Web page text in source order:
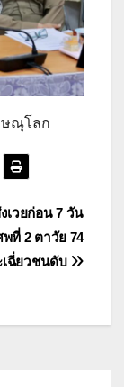
ษณุโลก
เวยก่อน 7 วัน
ที่ 2 ตาวัย 74
เฉี่ยวชนดับ